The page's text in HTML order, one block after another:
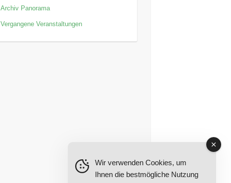
Archiv Panorama
Vergangene Veranstaltungen
Wir verwenden Cookies, um
Ihnen die bestmögliche Nutzung